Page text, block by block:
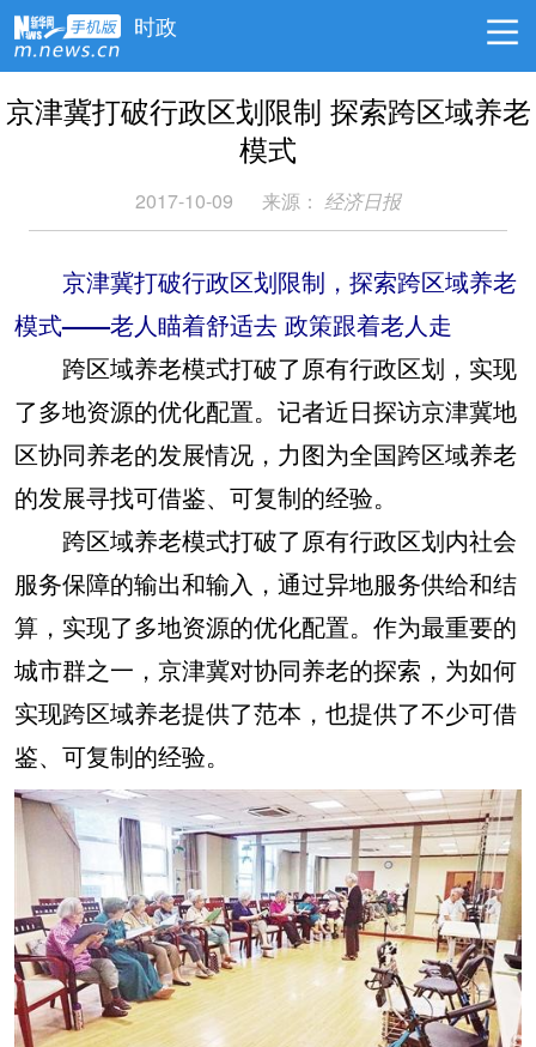
时政
京津冀打破行政区划限制 探索跨区域养老
模式
2017-10-09 来源： 经济日报
京津冀打破行政区划限制，探索跨区域养老
模式——老人瞄着舒适去 政策跟着老人走
跨区域养老模式打破了原有行政区划，实现
了多地资源的优化配置。记者近日探访京津冀地
区协同养老的发展情况，力图为全国跨区域养老
的发展寻找可借鉴、可复制的经验。
跨区域养老模式打破了原有行政区划内社会
服务保障的输出和输入，通过异地服务供给和结
算，实现了多地资源的优化配置。作为最重要的
城市群之一，京津冀对协同养老的探索，为如何
实现跨区域养老提供了范本，也提供了不少可借
鉴、可复制的经验。